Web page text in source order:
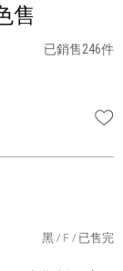
售
已銷售246件
黑 F 已售完